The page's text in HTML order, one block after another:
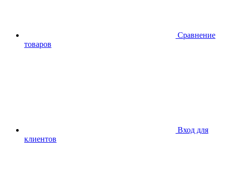
Сравнение
товаров
Вход для
клиентов